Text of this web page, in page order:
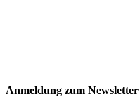
Anmeldung zum Newsletter